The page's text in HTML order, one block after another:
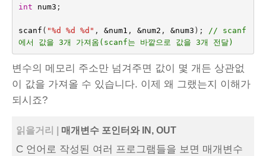
int
num3 ;
scanf ( "%d %d %d" , &num1 , &num2 , &num3 );
// scanf
에서 값을 3개 가져옴(scanf는 바깥으로 값을 3개 전달)
변수의 메모리 주소만 넘겨주면 값이 몇 개든 상관없
이 값을 가져올 수 있습니다. 이제 왜 그랬는지 이해가
되시죠?
읽을거리 | 매개변수 포인터와 IN, OUT
C 언어로 작성된 여러 프로그램들을 보면 매개변수